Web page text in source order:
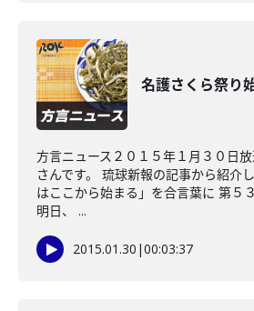
名護さくら祭り
方言ニュース２０１５年１月３０日
さんです。 琉球新報の記事から紹介
はここから始まる」を合言葉に 第５
明日、 ...
2015.01.30 |00:03:37